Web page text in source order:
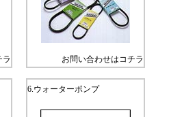
ラ お問い合わせはコチラ
6.ウォーターポンプ